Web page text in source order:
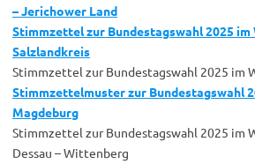
– Jerichower Land
Stimmzettel zur Bundestagswahl 2025 im
Salzlandkreis
Stimmzettel zur Bundestagswahl 2025 im
Stimmzettelmuster zur Bundestagswahl
Magdeburg
Stimmzettel zur Bundestagswahl 2025 im
Dessau – Wittenberg